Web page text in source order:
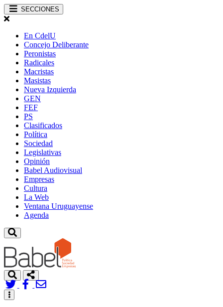
SECCIONES
En CdelU
Concejo Deliberante
Peronistas
Radicales
Macristas
Masistas
Nueva Izquierda
GEN
FEF
PS
Clasificados
Política
Sociedad
Legislativas
Opinión
Babel Audiovisual
Empresas
Cultura
La Web
Ventana Uruguayense
Agenda
Toggle
navigation